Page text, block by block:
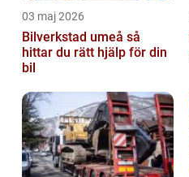
03 maj 2026
Bilverkstad umeå så
hittar du rätt hjälp för din
bil